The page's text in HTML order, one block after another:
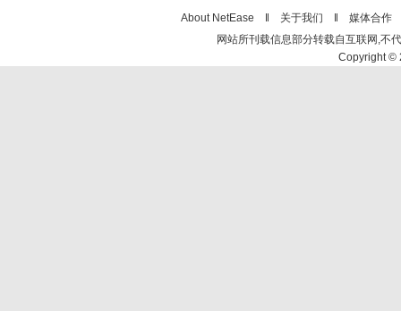
About NetEase ‖ 关于我们 ‖媒体合作
网站所刊载信息部分转载自互联网,不
Copyright ©